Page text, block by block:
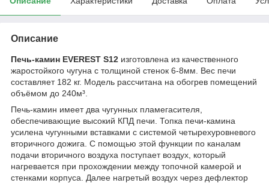
Описание
Печь-камин EVEREST S12 изготовлена из качественного
жаростойкого чугуна с толщиной стенок 6-8мм. Вес печи
составляет 182 кг. Модель рассчитана на обогрев помещений
объёмом до 240м³.
Печь-камин имеет два чугунных пламегасителя,
обеспечивающие высокий КПД печи. Топка печи-камина
усилена чугунными вставками с системой четырехуровневого
вторичного дожига. С помощью этой функции по каналам
подачи вторичного воздуха поступает воздух, который
нагревается при прохождении между топочной камерой и
стенками корпуса. Далее нагретый воздух через дефлектор